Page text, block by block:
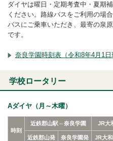
ダイヤは曜日・定期考査中・夏期
ください。路線バスをご利用の場
バスにご乗車いただき、最寄の泉
です。
奈良学園時刻表（令和8年4月1日
学校ロータリー
Aダイヤ（月～木曜）
時刻
近鉄郡山駅⇔奈良学園 JR大
近鉄郡山発 奈良学園発 JR大